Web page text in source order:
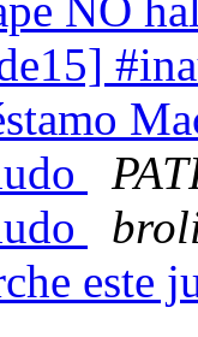
NO
este